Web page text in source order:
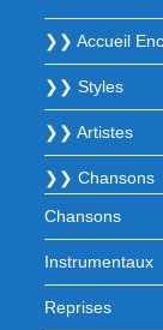
❯❯ Accueil
❯❯ Styles
❯❯ Artistes
❯❯ Chansons
Chansons
Instrumentaux
Reprises